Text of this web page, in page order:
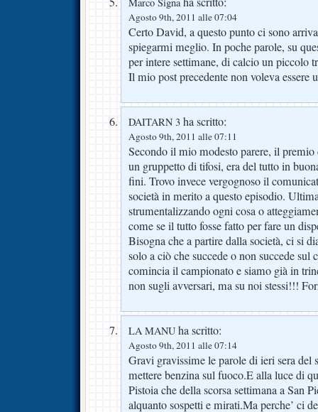
Agosto 9th, 2011 alle 07:04
Certo David, a questo punto ci sono
spiegarmi meglio. In poche parole, su
per intere settimane, di calcio un piccolo
Il mio post precedente non voleva essere
DAITARN 3 ha scritto:
Agosto 9th, 2011 alle 07:11
Secondo il mio modesto parere, il premio
un gruppetto di tifosi, era del tutto in
fini. Trovo invece vergognoso il
società in merito a questo episodio.
strumentalizzando ogni cosa o
come se il tutto fosse fatto per fare un
Bisogna che a partire dalla società, ci si
solo a ciò che succede o non succede sul
comincia il campionato e siamo già in
non sugli avversari, ma su noi stessi!!!
LA MANU ha scritto:
Agosto 9th, 2011 alle 07:14
Gravi gravissime le parole di ieri sera del
mettere benzina sul fuoco.E alla luce di
Pistoia che della scorsa settimana a San
alquanto sospetti e mirati.Ma perche’ ci